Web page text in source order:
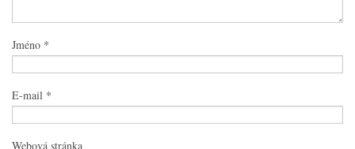
Jméno *
E-mail *
Webová stránka